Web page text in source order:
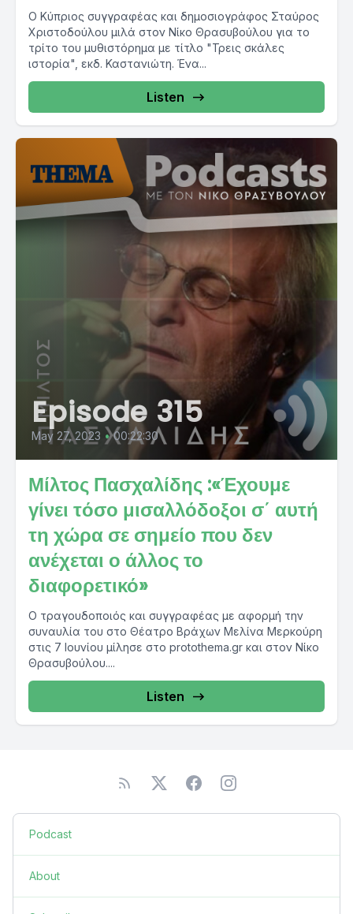
Ο Κύπριος συγγραφέας και δημοσιογράφος Σταύρος
Χριστοδούλου μιλά στον Νίκο Θρασυβούλου για το
τρίτο του μυθιστόρημα με τίτλο "Τρεις σκάλες
ιστορία", εκδ. Καστανιώτη. Ένα...
Listen
Episode 315
May 27, 2023 • 00:22:30
Μίλτος Πασχαλίδης :«Έχουμε
γίνει τόσο μισαλλόδοξοι σ΄ αυτή
τη χώρα σε σημείο που δεν
ανέχεται ο άλλος το
διαφορετικό»
Ο τραγουδοποιός και συγγραφέας με αφορμή την
συναυλία του στο Θέατρο Βράχων Μελίνα Μερκούρη
στις 7 Ιουνίου μίλησε στο protothema.gr και στον Νίκο
Θρασυβούλου....
Listen
Podcast
About